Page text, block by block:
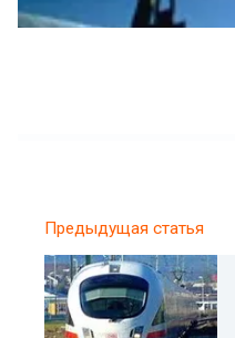
Предыдущая статья